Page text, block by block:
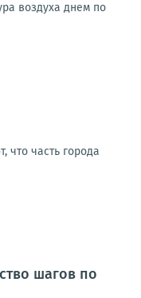
воздуха днем по
что часть города
шагов по